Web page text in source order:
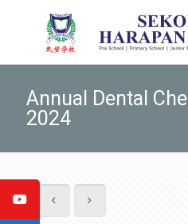
Annual Dental
2024